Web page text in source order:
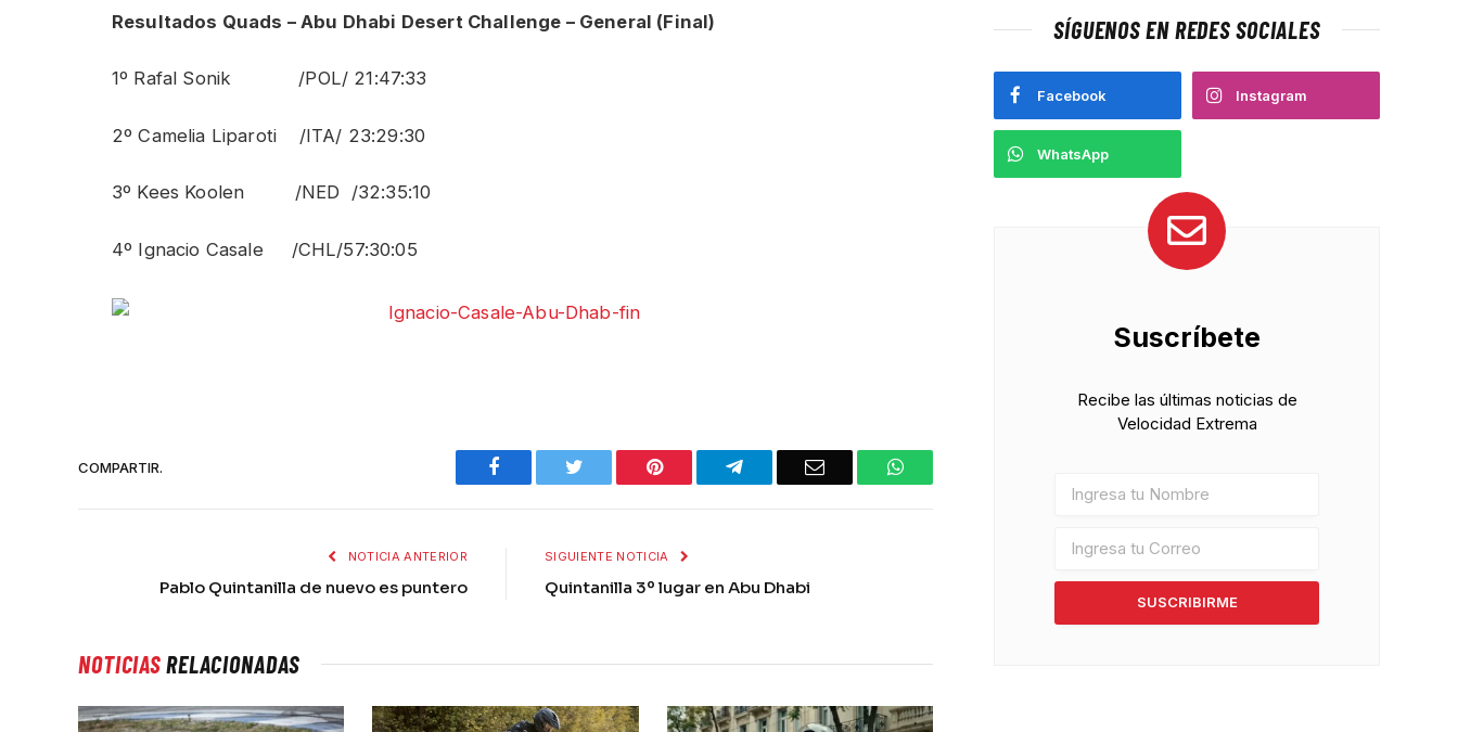
Resultados Quads – Abu Dhabi Desert Challenge – General (Final)
1º Rafal Sonik /POL/ 21:47:33
2º Camelia Liparoti /ITA/ 23:29:30
3º Kees Koolen /NED /32:35:10
4º Ignacio Casale /CHL/57:30:05
COMPARTIR. Facebook Twitter Pinterest Telegram Email WhatsApp
NOTICIA ANTERIOR
Pablo Quintanilla de nuevo es puntero
SIGUIENTE NOTICIA
Quintanilla 3º lugar en Abu Dhabi
NOTICIASRELACIONADAS
SÍGUENOS EN REDES SOCIALES
Facebook Instagram
WhatsApp
Suscríbete
Recibe las últimas noticias de
Velocidad Extrema
SUSCRIBIRME